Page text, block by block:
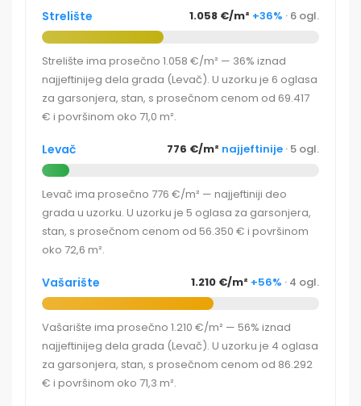
Strelište 1.058 €/m² +36% · 6 ogl.
Strelište ima prosečno 1.058 €/m² — 36% iznad
najjeftinijeg dela grada (Levač). U uzorku je 6 oglasa
za garsonjera, stan, s prosečnom cenom od 69.417
€ i površinom oko 71,0 m².
Levač 776 €/m² najjeftinije · 5 ogl.
Levač ima prosečno 776 €/m² — najjeftiniji deo
grada u uzorku. U uzorku je 5 oglasa za garsonjera,
stan, s prosečnom cenom od 56.350 € i površinom
oko 72,6 m².
Vašarište 1.210 €/m² +56% · 4 ogl.
Vašarište ima prosečno 1.210 €/m² — 56% iznad
najjeftinijeg dela grada (Levač). U uzorku je 4 oglasa
za garsonjera, stan, s prosečnom cenom od 86.292
€ i površinom oko 71,3 m².